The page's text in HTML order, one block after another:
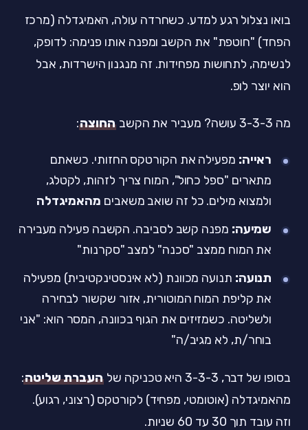
בואו נצלול רגע למדע. כשחרדה עולה, האמיגדלה (מרכז
הפחד) "חוטפת" את הקשב ומפנה אותו פנימה: לדופק,
לנשימה, לתחושות מפחידות. זה מנגנון הישרדות, אבל
הוא יוצר לופ.
מה 3-3-3 עושה? מעביר את הקשב החוצה:
ראייה: מפעילה את הקורטקס החזותי. כשאתם
מתארים "ספל כחול", המוח צריך לזהות, לקטלג,
ולמצוא מילים. כל זה שואב משאבים מהאמיגדלה
שמיעה: מפנה קשב לסביבה. הקשבה פעילה מעבירה
את המוח ממצב "סכנה" למצב "סקרנות"
תנועה: תנועה מכוונת (לא אינסטינקטיבית) מפעילה
את קליפת המוח המוטורית, אזור שקשור לבחירה
ולשליטה. כשמזיזים את הגוף בכוונה, המסר הוא: "אני
בוחר/ת, לא מגיב/ה"
בסופו של דבר, 3-3-3 היא טכניקה של העברת שליטה:
מהאמיגדלה (אוטומטי, מפחיד) לקורטקס (רצוני, רגוע).
וזה עובד תוך 30 עד 60 שניות.